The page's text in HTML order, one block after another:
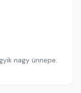
A karácsony a kereszténység egyik nagy ünnepe.